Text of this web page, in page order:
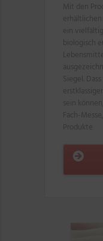
Mit den
ein
biologisch
Siegel.
sein
Fach-
Produkte